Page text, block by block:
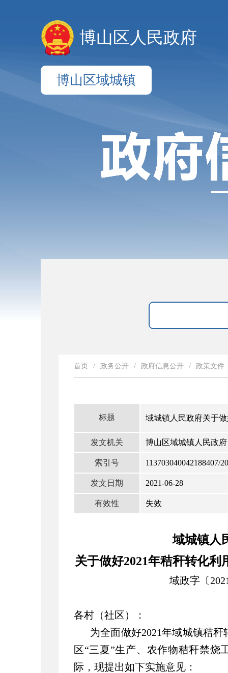
博山区人民政府
博山区域城镇
首页 / 政务公开 / 政府信息公开 / 政策文件
标题 域城镇人民政府关于
发文机关 博山区域城镇人民政府
索引号 113703040042188407/
发文日期 2021-06-28
有效性 失效
域城镇人
关于做好2021年秸秆转化
域政字〔
各村（社区）：
为全面做好2021年域城镇秸
区“三夏”生产、农作物秸秆禁烧
际，现提出如下实施意见：